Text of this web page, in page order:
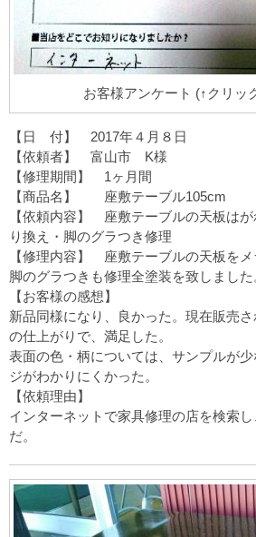
お客様アンケート (↑クリッ
【日 付】 2017年４月８日
【依頼者】 富山市 K様
【修理期間】 1ヶ月間
【商品名】 座敷テーブル105cm
【依頼内容】 座敷テーブルの天板は
り換え・脚のグラつき修理
【修理内容】 座敷テーブルの天板をメ
脚のグラつきも修理全塗装を致しました
【お客様の感想】
新品同様になり、良かった。現在販売
の仕上がりで、満足した。
表面の色・柄については、サンプルが
ジがわかりにくかった。
【依頼理由】
インターネットで家具修理の店を検索
だ。